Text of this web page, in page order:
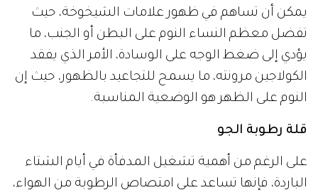
يمكن أن تساهم في ظهور علامات الشيخوخة، حيث
تفضل معظم النساء النوم على البطن أو الجنب، ما
يؤدي إلى ضغط الوجه على الوسادة، الأمر الذي يفقد
الكولاجين مرونته، ما يسمح للتجاعيد بالظهور، حيث إن
النوم على الظهر هو الوضعية المناسبة.
قلة رطوبة الجو
على الرغم من أهمية تشغيل المدفأة في أيام الشتاء
الباردة، فإنها تساعد على امتصاص الرطوبة من الهواء،